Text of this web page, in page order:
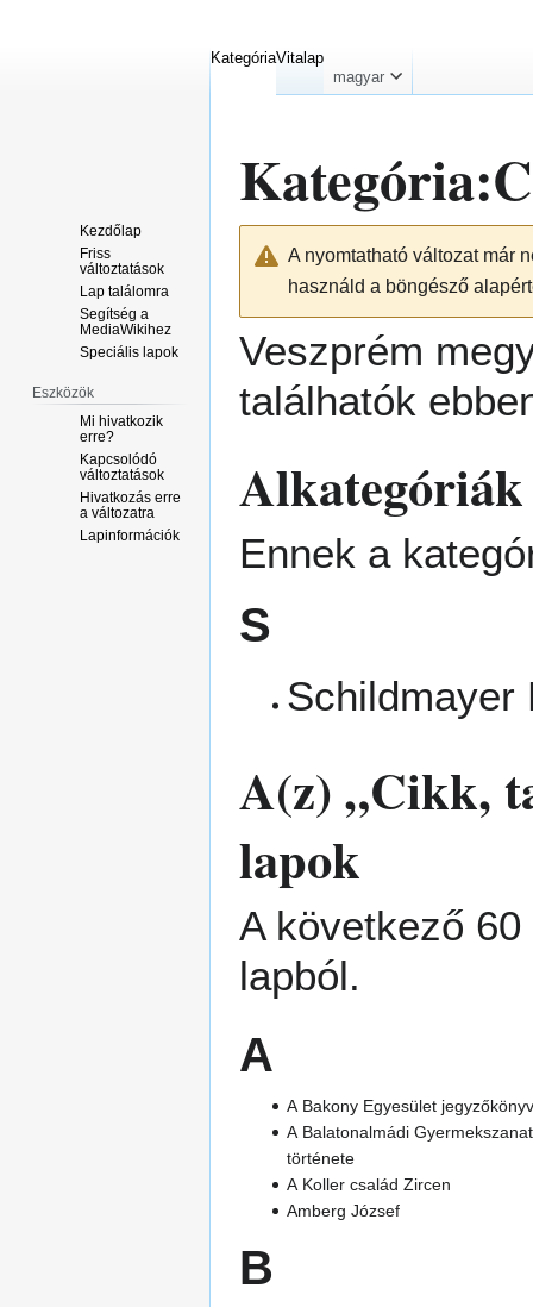
Kategória:
navigációhoz
kereséshez
A nyomtatható változat már
használd a böngésző
Veszprém
találhatók
Alkategóriák
Ennek a
S
Schildmayer
A(z) „Cikk,
lapok
A következő
lapból.
A
A Bakony Egyesület
A Balatonalmádi
története
A Koller család Zircen
Amberg József
B
KategóriaVitalap
magyar
Kezdőlap
Friss
változtatások
Lap találomra
Segítség a
MediaWikihez
Speciális lapok
Eszközök
Mi hivatkozik
erre?
Kapcsolódó
változtatások
Hivatkozás erre
a változatra
Lapinformációk